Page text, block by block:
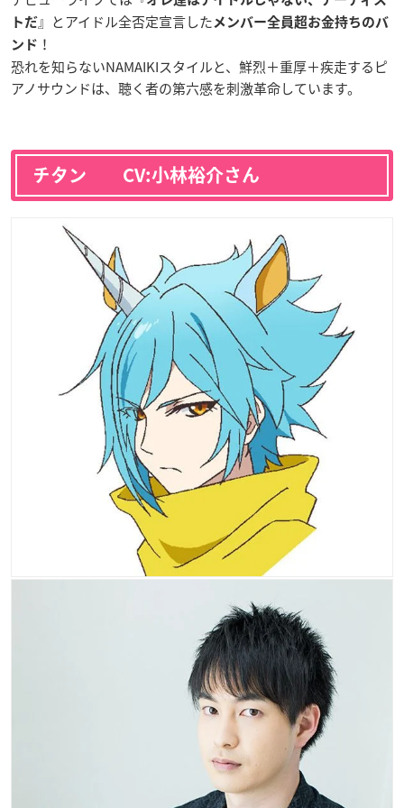
トだ』とアイドル全否定宣言した メンバー全員超お金持ちのバ
ンド ！
恐れを知らないNAMAIKIスタイルと、鮮烈＋重厚＋疾走するピ
アノサウンドは、聴く者の第六感を刺激革命しています。
チタン CV:小林裕介さん